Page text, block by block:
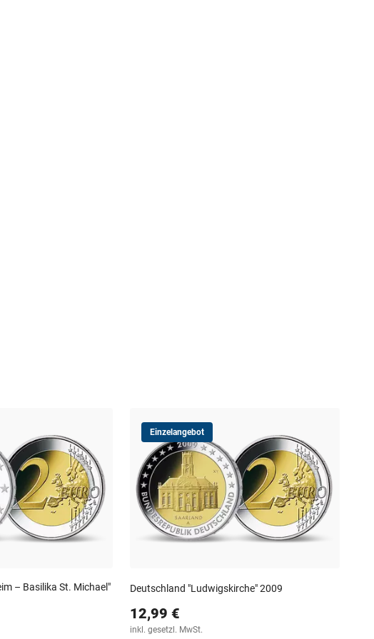
– Basilika St. Michael"
Einzelangebot
Deutschland "Ludwigskirche" 2009
12,99 €
inkl. gesetzl. MwSt.